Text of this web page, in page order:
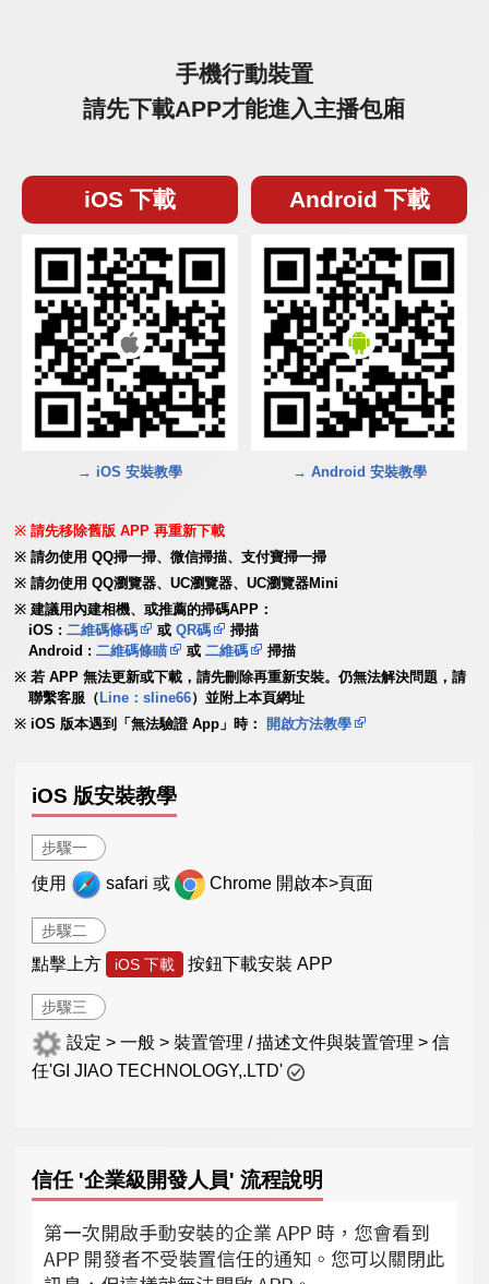
手機行動裝置
請先下載APP才能進入主播包廂
iOS 下載
→ iOS 安裝教學
Android 下載
→ Android 安裝教學
請先移除舊版 APP 再重新下載
請勿使用 QQ掃一掃、微信掃描、支付寶掃一掃
請勿使用 QQ瀏覽器、UC瀏覽器、UC瀏覽器Mini
建議用內建相機、或推薦的掃碼APP：
iOS :二維碼條碼 或QR碼
掃描
Android :二維碼條瞄 或二維碼
掃描
若 APP 無法更新或下載，請先刪除再重新安裝。仍無法解決問題，請
聯繫客服（ Line：sline66）並附上本頁網址
iOS 版本遇到「無法驗證 App」時：
開啟方法教學
iOS 版安裝教學
步驟一
使用 safari 或 Chrome 開啟本>頁面
步驟二
點擊上方 iOS 下載 按鈕下載安裝 APP
步驟三
設定 > 一般 > 裝置管理 / 描述文件與裝置管理 > 信
任'GI JIAO TECHNOLOGY,.LTD'
信任 '企業級開發人員' 流程說明